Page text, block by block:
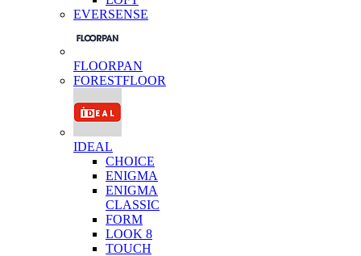
EVERSENSE
FLOORPAN
FORESTFLOOR
IDEAL
CHOICE
ENIGMA
ENIGMA
CLASSIC
FORM
LOOK 8
TOUCH